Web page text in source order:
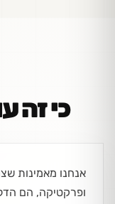
כי זה
אנחנו מאמינות
ופרקטיקה, הם